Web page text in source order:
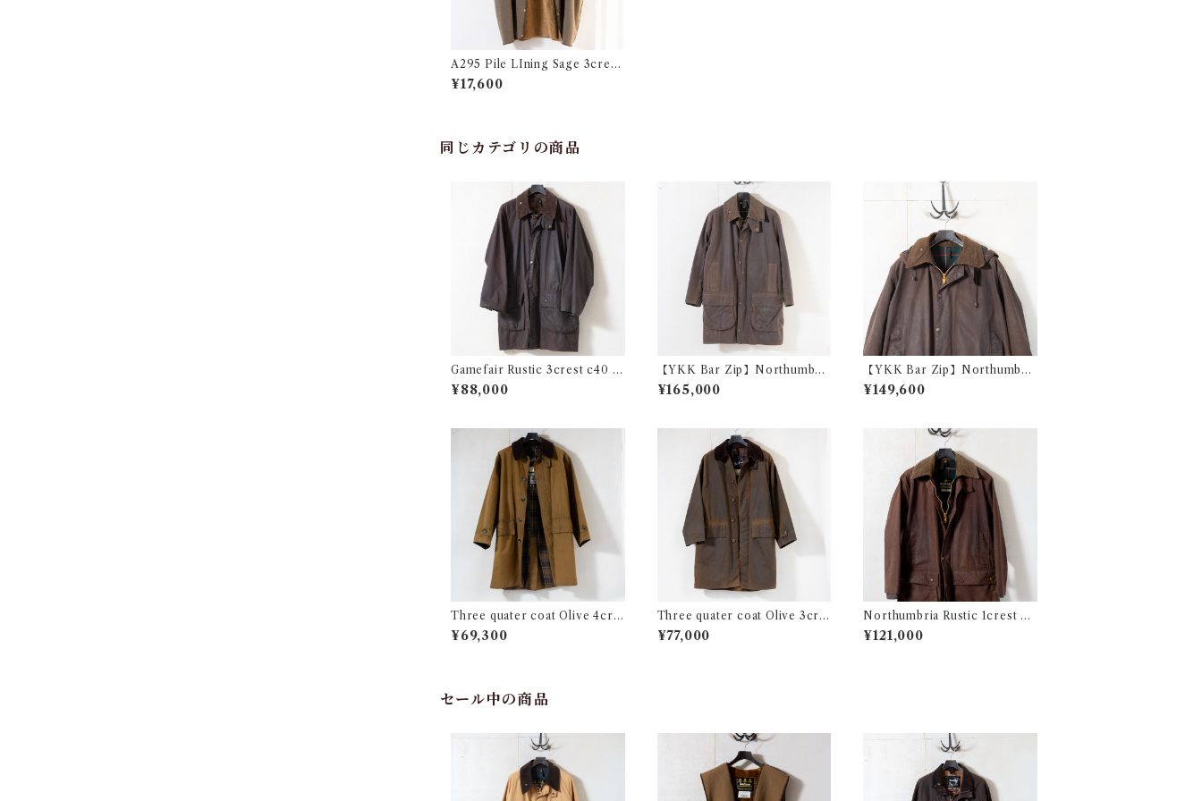
A295 Pile LIning Sage 3crest
c46 @1992 e3068c
¥17,600
同じカテゴリの商品
Gamefair Rustic 3crest c40 @
1996 e2361c
¥88,000
【YKK Bar Zip】Northumbria
Rustic 2crest c36 @1980 e26
80c
¥165,000
【YKK Bar Zip】Northumbria
Rustic 2crest c42 @1983 e252
2c
¥149,600
Three quater coat Olive 4cre
st Medium @2000 eb035c
¥69,300
Three quater coat Olive 3cre
st Small @2000 e3137c
¥77,000
Northumbria Rustic 1crest c3
8 @1980-82 e2466c
¥121,000
セール中の商品